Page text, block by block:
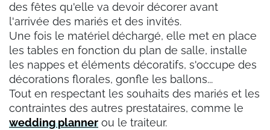
des fêtes qu'elle va devoir décorer avant
l'arrivée des mariés et des invités.
Une fois le matériel déchargé, elle met en place
les tables en fonction du plan de salle, installe
les nappes et éléments décoratifs, s'occupe des
décorations florales, gonfle les ballons...
Tout en respectant les souhaits des mariés et les
contraintes des autres prestataires, comme le
wedding planner ou le traiteur.